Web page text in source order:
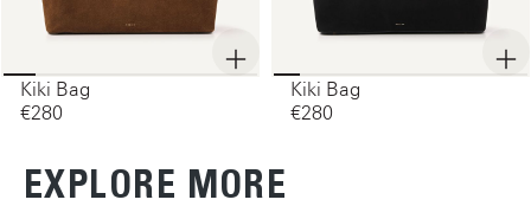
Kiki Bag
€280‌
Kiki Bag
€280‌
EXPLORE MORE